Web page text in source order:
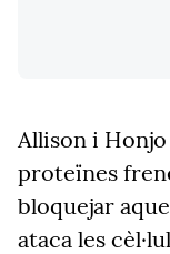
Allison i
proteïnes
bloquejar
ataca les